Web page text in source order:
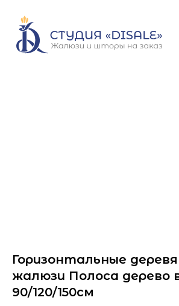
Горизонтальные
жалюзи Полоса дерево
90/120/150см